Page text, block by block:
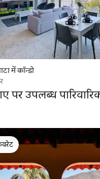
में कॉन्डो
पर उपलब्ध
फ़ेवरेट